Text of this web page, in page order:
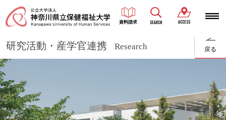
資料請求 SEARCH ACCESS
研究活動・産学官連携 Research 戻る